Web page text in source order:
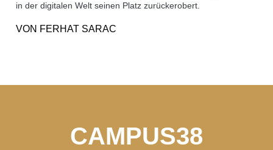
in der digitalen Welt seinen Platz zurückerobert.
VON FERHAT SARAC
CAMPUS38